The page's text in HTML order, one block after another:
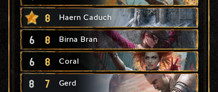
8 Haern Caduch
6 8 Birna Bran
6 8 Coral
8 7 Gerd